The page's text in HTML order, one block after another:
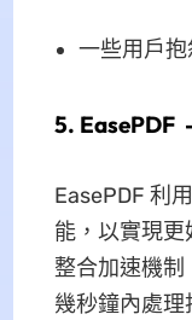
一些用戶抱
5. EasePDF
EasePDF 利
能，以實現
整合加速機制
幾秒鐘內處理